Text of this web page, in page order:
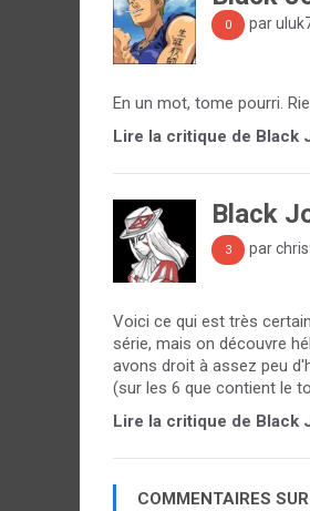
0 par
En un mot, tome pourri.
Lire la critique de Black
Black
3 par
Voici ce qui est très
série, mais on découvre
avons droit à assez peu
(sur les 6 que contient le
Lire la critique de Black
COMMENTAIRES